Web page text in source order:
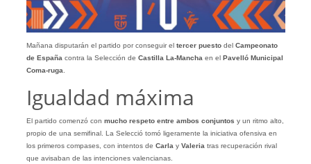
Mañana disputarán el partido por conseguir el tercer puesto del Campeonato
de España contra la Selección de Castilla La-Mancha en el Pavelló Municipal
Coma-ruga
Igualdad máxima
El partido comenzó con mucho respeto entre ambos conjuntos y un ritmo alto,
propio de una semifinal. La Selecció tomó ligeramente la iniciativa ofensiva en
los primeros compases, con intentos de Carla y Valeria tras recuperación rival
que avisaban de las intenciones valencianas.